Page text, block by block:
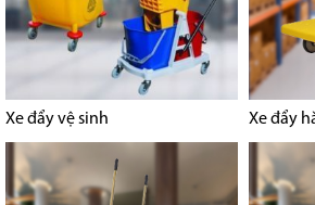
Xe đẩy vệ sinh Xe đẩy